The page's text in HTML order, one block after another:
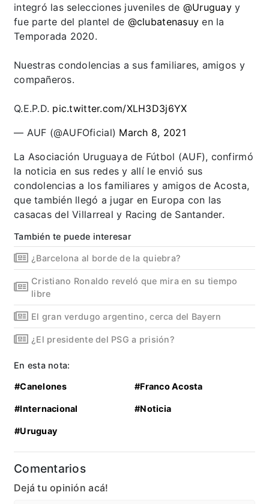
integró las selecciones juveniles de @Uruguay y
fue parte del plantel de @clubatenasuy en la
Temporada 2020.
Nuestras condolencias a sus familiares, amigos y
compañeros.
Q.E.P.D. pic.twitter.com/XLH3D3j6YX
— AUF (@AUFOficial) March 8, 2021
La Asociación Uruguaya de Fútbol (AUF), confirmó
la noticia en sus redes y allí le envió sus
condolencias a los familiares y amigos de Acosta,
que también llegó a jugar en Europa con las
casacas del Villarreal y Racing de Santander.
También te puede interesar
¿Barcelona al borde de la quiebra?
Cristiano Ronaldo reveló que mira en su tiempo
libre
El gran verdugo argentino, cerca del Bayern
¿El presidente del PSG a prisión?
En esta nota:
#Canelones #Franco Acosta
#Internacional #Noticia
#Uruguay
Comentarios
Dejá tu opinión acá!